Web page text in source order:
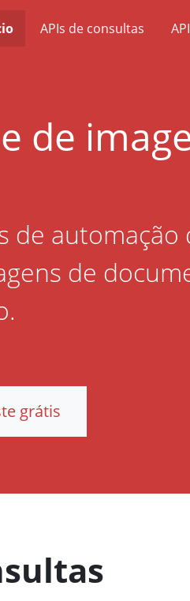
APIs de consultas
de
de
de
grátis